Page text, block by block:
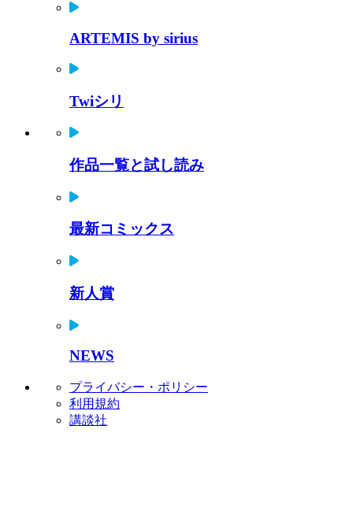
ARTEMIS by sirius
Twiシリ
作品一覧と試し読み
最新コミックス
新人賞
NEWS
プライバシー・ポリシー
利用規約
講談社